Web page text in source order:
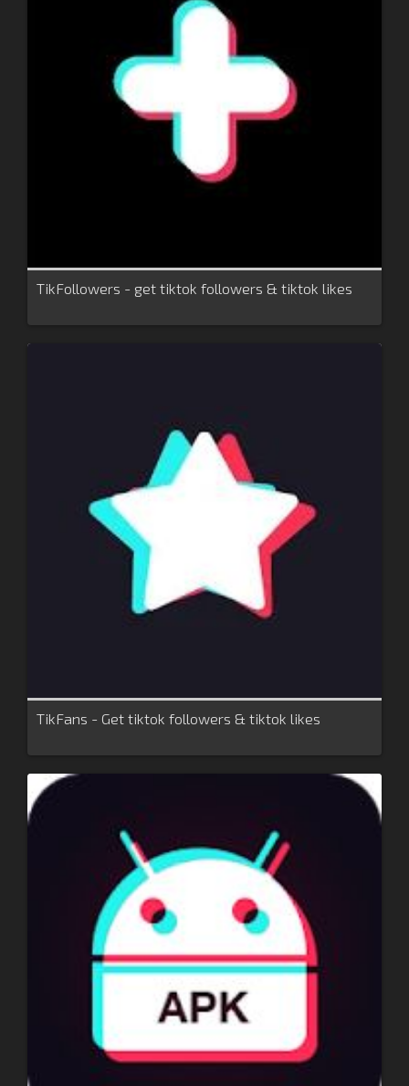
TikFollowers - get tiktok followers & tiktok likes
TikFans - Get tiktok followers & tiktok likes